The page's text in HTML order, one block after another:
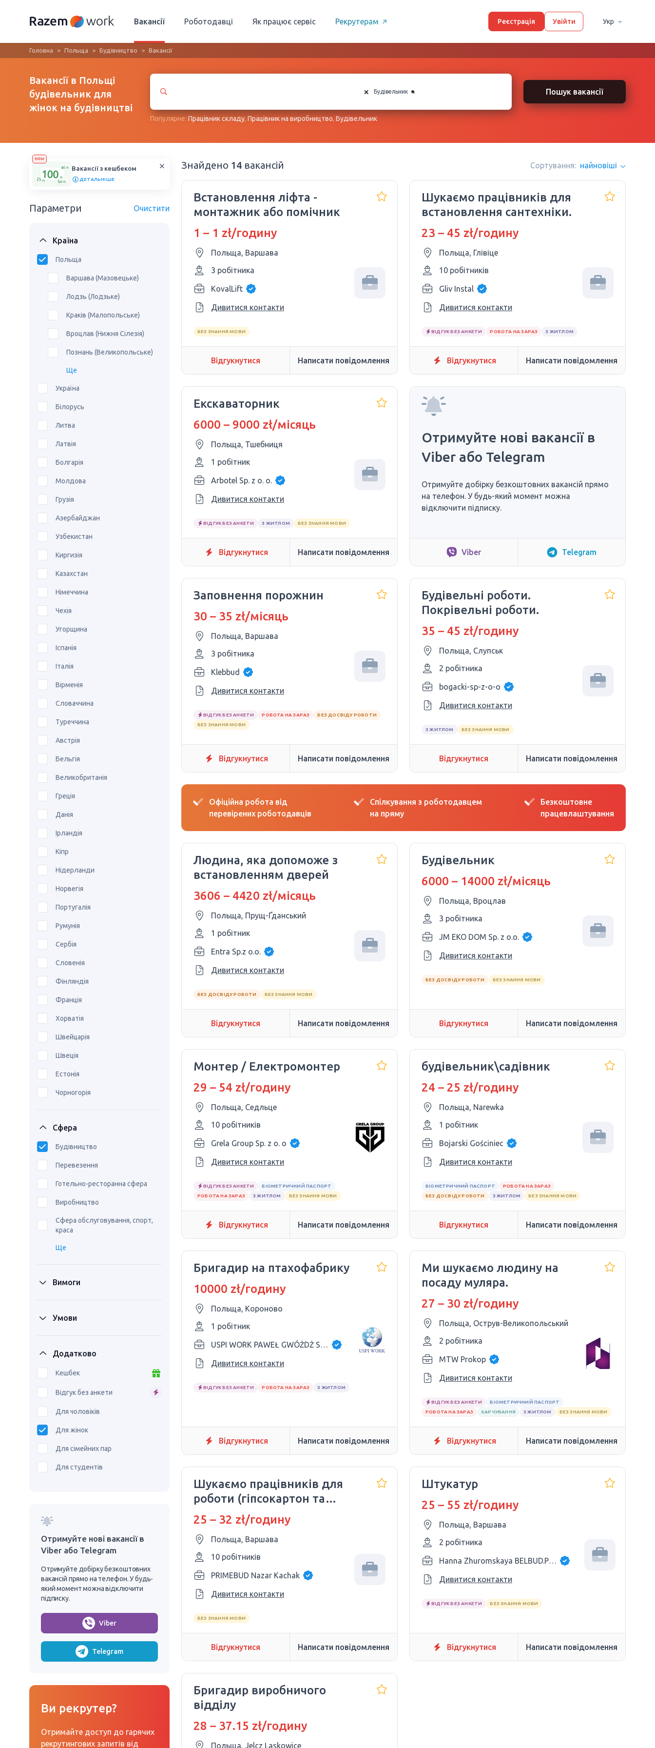
Вакансії Роботодавці Як працює сервіс Рекрутерам Реєстрація Увійти Укр
Головна Польща Будівництво Вакансії
Вакансії в Польщі
будівельник для
жінок на будівництві
× ×
Будівельник Пошук вакансії
Популярне:Працівник складу,Працівник на виробництво,Будівельник
NEW
Вакансії з кешбеком
ДЕТАЛЬНІШЕ
Параметри Очистити
Країна
Польща
Варшава (Мазовецьке)
Лодзь (Лодзьке)
Краків (Малопольське)
Вроцлав (Нижня Сілезія)
Познань (Великопольське)
Ще
Україна
Білорусь
Литва
Латвія
Болгарія
Молдова
Грузія
Азербайджан
Узбекистан
Киргизія
Казахстан
Німеччина
Чехія
Угорщина
Іспанія
Італія
Вірменія
Словаччина
Туреччина
Австрія
Бельгія
Великобританія
Греція
Данія
Ірландія
Кіпр
Нідерланди
Норвегія
Португалія
Румунія
Сербія
Словенія
Фінляндія
Франція
Хорватія
Швейцарія
Швеція
Естонія
Чорногорія
Сфера
Будівництво
Перевезення
Готельно-ресторанна сфера
Виробництво
Сфера обслуговування, спорт,
краса
Ще
Вимоги
Умови
Додатково
Кешбек
Відгук без анкети
Для чоловіків
Для жінок
Для сімейних пар
Для студентів
Отримуйте нові вакансії в
Viber або Telegram
Отримуйте добірку безкоштовних
вакансій прямо на телефон. У будь-
який момент можна відключити
підписку.
Viber
Telegram
Ви рекрутер?
Отримайте доступ до гарячих
рекрутингових запитів від
Знайдено 14 вакансій Сортування: найновіші
Встановлення ліфта -
монтажник або помічник
1 – 1 zł/годину
Польща, Варшава
3 робітника
KovalLift
Дивитися контакти
БЕЗ ЗНАННЯ МОВИ
Відгукнутися Написати повідомлення
Шукаємо працівників для
встановлення сантехніки.
23 – 45 zł/годину
Польща, Глівіце
10 робітників
Gliv Instal
Дивитися контакти
ВІДГУК БЕЗ АНКЕТИ РОБОТА НА ЗАРАЗ З ЖИТЛОМ
Відгукнутися Написати повідомлення
Екскаваторник
6000 – 9000 zł/місяць
Польща, Тшебниця
1 робітник
Arbotel Sp. z o. o.
Дивитися контакти
ВІДГУК БЕЗ АНКЕТИ З ЖИТЛОМ БЕЗ ЗНАННЯ МОВИ
Відгукнутися Написати повідомлення
Отримуйте нові вакансії в
Viber або Telegram
Отримуйте добірку безкоштовних вакансій прямо
на телефон. У будь-який момент можна
відключити підписку.
Viber Telegram
Заповнення порожнин
30 – 35 zł/місяць
Польща, Варшава
3 робітника
Klebbud
Дивитися контакти
ВІДГУК БЕЗ АНКЕТИ РОБОТА НА ЗАРАЗ
БЕЗ ДОСВІДУ РОБОТИ
БЕЗ ЗНАННЯ МОВИ
Відгукнутися Написати повідомлення
Будівельні роботи.
Покрівельні роботи.
35 – 45 zł/годину
Польща, Слупськ
2 робітника
bogacki-sp-z-o-o
Дивитися контакти
З ЖИТЛОМ БЕЗ ЗНАННЯ МОВИ
Відгукнутися Написати повідомлення
Офіційна робота від
перевірених роботодавців
Спілкування з роботодавцем
на пряму
Безкоштовне
працевлаштування
Людина, яка допоможе з
встановленням дверей
3606 – 4420 zł/місяць
Польща, Прущ-Ґданський
1 робітник
Entra Sp.z o.o.
Дивитися контакти
БЕЗ ДОСВІДУ РОБОТИ БЕЗ ЗНАННЯ МОВИ
Відгукнутися Написати повідомлення
Будівельник
6000 – 14000 zł/місяць
Польща, Вроцлав
3 робітника
JM EKO DOM Sp. z o.o.
Дивитися контакти
БЕЗ ДОСВІДУ РОБОТИ БЕЗ ЗНАННЯ МОВИ
Відгукнутися Написати повідомлення
Монтер / Електромонтер
29 – 54 zł/годину
Польща, Седльце
10 робітників
Grela Group Sp. z o. o
Дивитися контакти
ВІДГУК БЕЗ АНКЕТИ
БІОМЕТРИЧНИЙ ПАСПОРТ
РОБОТА НА ЗАРАЗ
З ЖИТЛОМ БЕЗ ЗНАННЯ МОВИ
Відгукнутися Написати повідомлення
будівельник\садівник
24 – 25 zł/годину
Польща, Narewka
1 робітник
Bojarski Gościniec
Дивитися контакти
БІОМЕТРИЧНИЙ ПАСПОРТ
РОБОТА НА ЗАРАЗ
БЕЗ ДОСВІДУ РОБОТИ
З ЖИТЛОМ БЕЗ ЗНАННЯ МОВИ
Відгукнутися Написати повідомлення
Бригадир на птахофабрику
10000 zł/годину
Польща, Короново
1 робітник
USPI WORK PAWEŁ GWÓŻDŻ SP.K
Дивитися контакти
ВІДГУК БЕЗ АНКЕТИ РОБОТА НА ЗАРАЗ З ЖИТЛОМ
Відгукнутися Написати повідомлення
Ми шукаємо людину на
посаду муляра.
27 – 30 zł/годину
Польща, Острув-Великопольський
2 робітника
MTW Prokop
Дивитися контакти
ВІДГУК БЕЗ АНКЕТИ
БІОМЕТРИЧНИЙ ПАСПОРТ
РОБОТА НА ЗАРАЗ
ХАРЧУВАННЯ З ЖИТЛОМ БЕЗ ЗНАННЯ МОВИ
Відгукнутися Написати повідомлення
Шукаємо працівників для
роботи (гіпсокартон та
фарбування)
25 – 32 zł/годину
Польща, Варшава
10 робітників
PRIMEBUD Nazar Kachak
Дивитися контакти
БЕЗ ЗНАННЯ МОВИ
Відгукнутися Написати повідомлення
Штукатур
25 – 55 zł/годину
Польща, Варшава
2 робітника
Hanna Zhuromskaya BELBUD.PRO
Дивитися контакти
ВІДГУК БЕЗ АНКЕТИ БЕЗ ЗНАННЯ МОВИ
Відгукнутися Написати повідомлення
Бригадир виробничого
відділу
28 – 37.15 zł/годину
Польща, Jelcz Laskowice